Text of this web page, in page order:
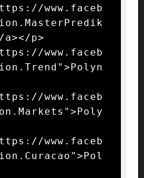
www.faceb
p>
www.faceb
www.faceb
www.faceb